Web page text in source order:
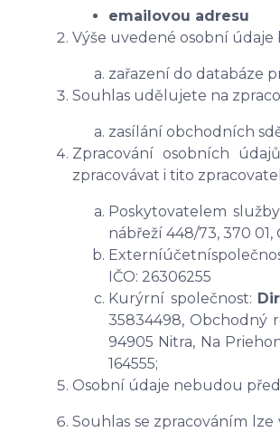
emailovou adresu
Výše uvedené osobní
zařazení do databáze
Souhlas udělujete na
zasílání obchodních
Zpracování osobních
zpracovávat i tito
Poskytovatelem služby
nábřeží 448/73, 370 01,
Externíúčetní
IČO: 26306255
Kurýrní společnost:
35834498, Obchodný
94905 Nitra, Na
164555;
Osobní údaje nebudou
Souhlas se zpracováním